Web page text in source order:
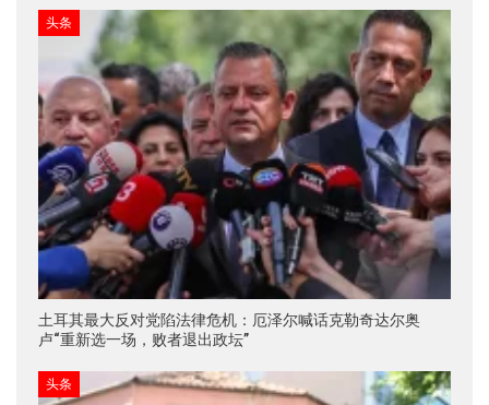
头条
土耳其最大反对党陷法律危机：厄泽尔喊话克勒奇达尔奥
卢“重新选一场，败者退出政坛”
头条